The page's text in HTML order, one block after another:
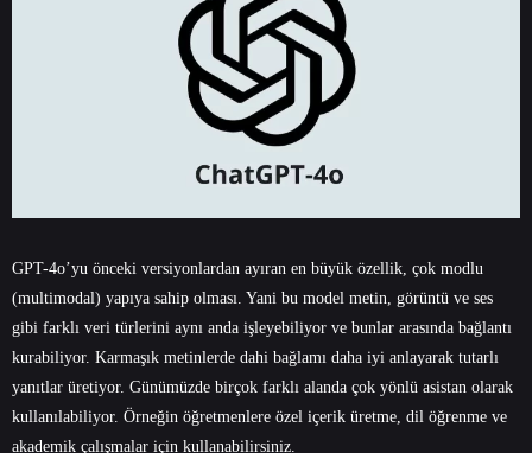
GPT-4o’yu önceki versiyonlardan ayıran en büyük özellik, çok modlu
(multimodal) yapıya sahip olması. Yani bu model metin, görüntü ve ses
gibi farklı veri türlerini aynı anda işleyebiliyor ve bunlar arasında bağlantı
kurabiliyor. Karmaşık metinlerde dahi bağlamı daha iyi anlayarak tutarlı
yanıtlar üretiyor. Günümüzde birçok farklı alanda çok yönlü asistan olarak
kullanılabiliyor. Örneğin öğretmenlere özel içerik üretme, dil öğrenme ve
akademik çalışmalar için kullanabilirsiniz.